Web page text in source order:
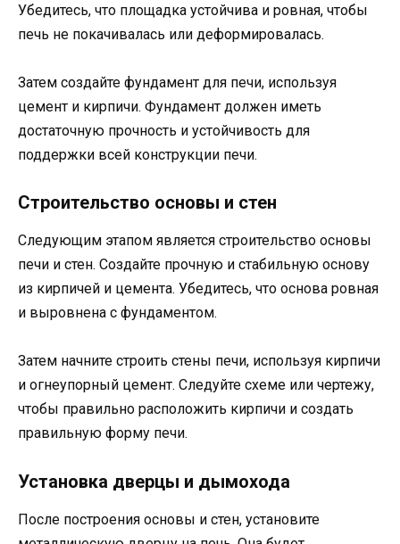
Убедитесь, что площадка устойчива и ровная, чтобы
печь не покачивалась или деформировалась.
Затем создайте фундамент для печи, используя
цемент и кирпичи. Фундамент должен иметь
достаточную прочность и устойчивость для
поддержки всей конструкции печи.
Строительство основы и стен
Следующим этапом является строительство основы
печи и стен. Создайте прочную и стабильную основу
из кирпичей и цемента. Убедитесь, что основа ровная
и выровнена с фундаментом.
Затем начните строить стены печи, используя кирпичи
и огнеупорный цемент. Следуйте схеме или чертежу,
чтобы правильно расположить кирпичи и создать
правильную форму печи.
Установка дверцы и дымохода
После построения основы и стен, установите